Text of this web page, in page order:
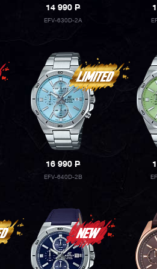
14 990P
EFV-630D-2A
16 990P
EFV-640D-2B